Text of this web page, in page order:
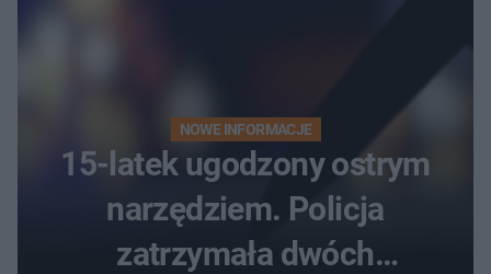
NOWE INFORMACJE
15-latek ugodzony ostrym
narzędziem. Policja
zatrzymała dwóch